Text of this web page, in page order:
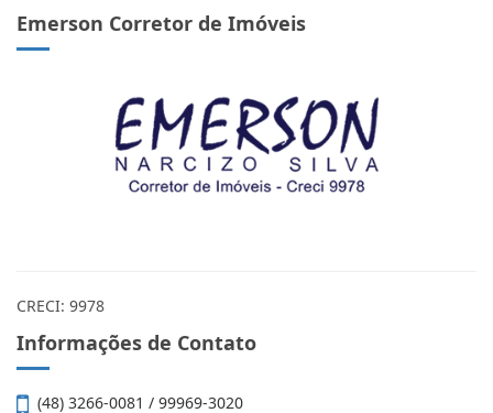
Emerson Corretor de Imóveis
CRECI: 9978
Informações de Contato
(48) 3266-0081 / 99969-3020